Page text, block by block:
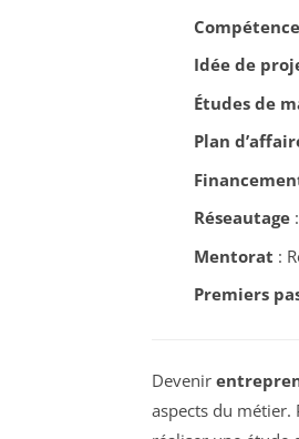
Idée de
Études de
Plan
Réseautage:
Mentorat :
Premiers
Devenir
aspects du métier.